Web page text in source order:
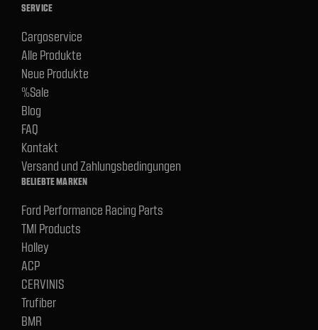
SERVICE
Cargoservice
Alle Produkte
Neue Produkte
%Sale
Blog
FAQ
Kontakt
Versand und Zahlungsbedingungen
BELIEBTE MARKEN
Ford Performance Racing Parts
TMI Products
Holley
ACP
CERVINIS
Trufiber
BMR